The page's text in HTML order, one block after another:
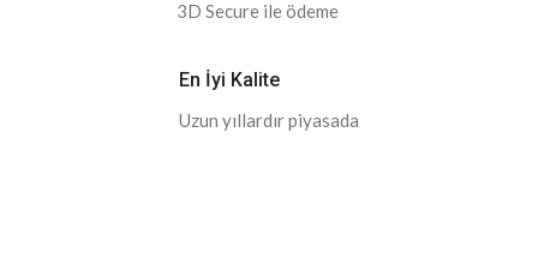
3D Secure ile ödeme
En İyi Kalite
Uzun yıllardır piyasada